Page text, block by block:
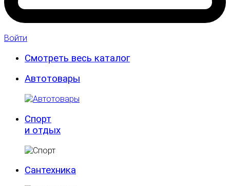
Войти
Смотреть весь каталог
Автотовары
Спорт
и отдых
Сантехника